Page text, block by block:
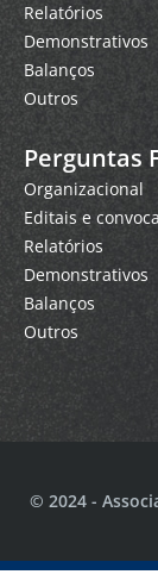
Relatórios
Demonstrativos
Balanços
Outros
Perguntas
Organizacional
Editais e
Relatórios
Demonstrativos
Balanços
Outros
© 2024 -